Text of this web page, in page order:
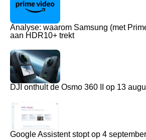
Analyse: waarom Samsung (met
aan HDR10+ trekt
DJI onthult de Osmo 360 II op 13
Google Assistent stopt op 4